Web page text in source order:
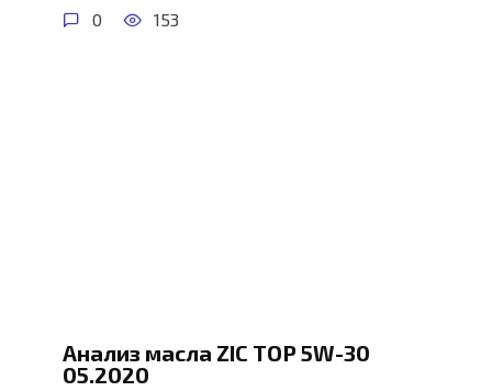
0 153
Анализ масла ZIC TOP 5W-30
05.2020